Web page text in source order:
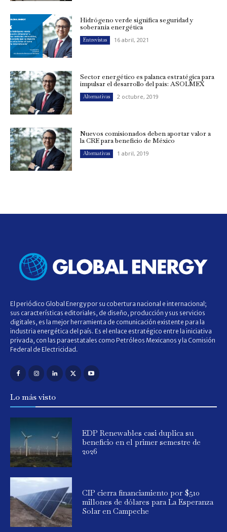
Hidrógeno verde significa seguridad y
soberanía energética
Entrevistas 16 abril, 2021
Sector energético es palanca estratégica para
impulsar el desarrollo del país: ASOLMEX
Alternativas 2 octubre, 2019
Nuevos comisionados deben aportar valor a
la CRE para beneficio de México
Alternativas 1 abril, 2019
El periódico Global Energy por su cobertura nacional e internacional;
sus características editoriales, de diseño, producción y sus servicios
digitales, es la mejor herramienta de comunicación existente para la
industria energética del país. Es el enlace estratégico entre la iniciativa
privada, con las paraestatales como Petróleos Mexicanos y la Comisión
Federal de Electricidad.
Lo más visto
EDP Renewables casi duplica su
beneficio en el primer semestre de
2026
CIP cierra financiamiento por $510
millones de dólares para La Esperanza
Solar en Campeche